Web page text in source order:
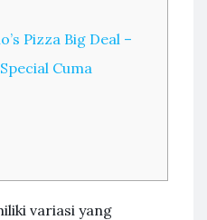
Pizza Big Deal –
Cuma
variasi yang